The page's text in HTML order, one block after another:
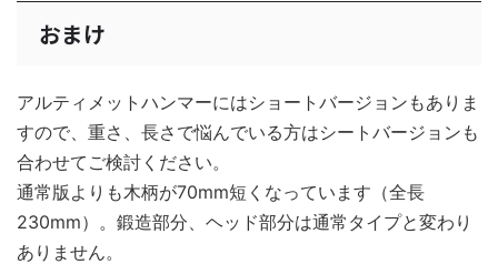
おまけ
アルティメットハンマーにはショートバージョンもありま
すので、重さ、長さで悩んでいる方はシートバージョンも
合わせてご検討ください。
通常版よりも木柄が70mm短くなっています（全長
230mm）。鍛造部分、ヘッド部分は通常タイプと変わり
ありません。